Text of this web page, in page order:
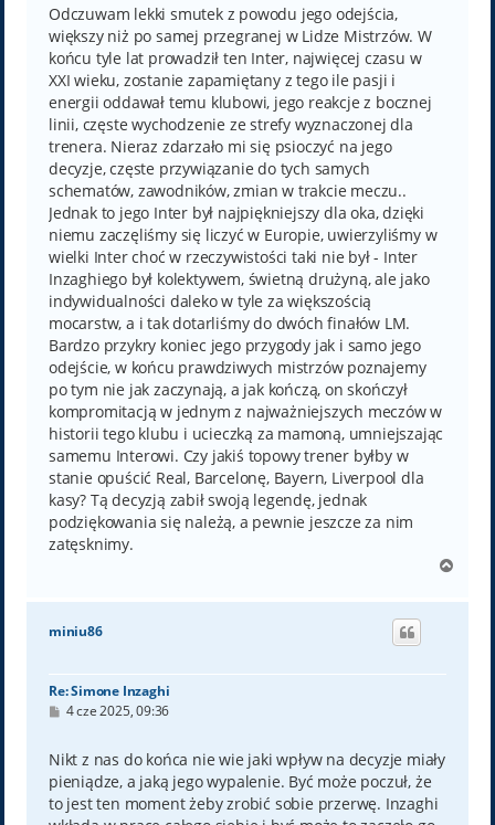
t
Odczuwam lekki smutek z powodu jego odejścia,
większy niż po samej przegranej w Lidze Mistrzów. W
końcu tyle lat prowadził ten Inter, najwięcej czasu w
XXI wieku, zostanie zapamiętany z tego ile pasji i
energii oddawał temu klubowi, jego reakcje z bocznej
linii, częste wychodzenie ze strefy wyznaczonej dla
trenera. Nieraz zdarzało mi się psioczyć na jego
decyzje, częste przywiązanie do tych samych
schematów, zawodników, zmian w trakcie meczu..
Jednak to jego Inter był najpiękniejszy dla oka, dzięki
niemu zaczęliśmy się liczyć w Europie, uwierzyliśmy w
wielki Inter choć w rzeczywistości taki nie był - Inter
Inzaghiego był kolektywem, świetną drużyną, ale jako
indywidualności daleko w tyle za większością
mocarstw, a i tak dotarliśmy do dwóch finałów LM.
Bardzo przykry koniec jego przygody jak i samo jego
odejście, w końcu prawdziwych mistrzów poznajemy
po tym nie jak zaczynają, a jak kończą, on skończył
kompromitacją w jednym z najważniejszych meczów w
historii tego klubu i ucieczką za mamoną, umniejszając
samemu Interowi. Czy jakiś topowy trener byłby w
stanie opuścić Real, Barcelonę, Bayern, Liverpool dla
kasy? Tą decyzją zabił swoją legendę, jednak
podziękowania się należą, a pewnie jeszcze za nim
zatęsknimy.
g
miniu86
Re: Simone Inzaghi
P
t
4 cze 2025, 09:36
Nikt z nas do końca nie wie jaki wpływ na decyzje miały
pieniądze, a jaką jego wypalenie. Być może poczuł, że
to jest ten moment żeby zrobić sobie przerwę. Inzaghi